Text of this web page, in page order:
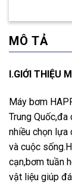
MÔ TẢ
I.GIỚI THIỆU
Máy bơm
Trung
nhiều chọn lựa
và cuộc
cạn,bơm tuần
vật liệu giúp